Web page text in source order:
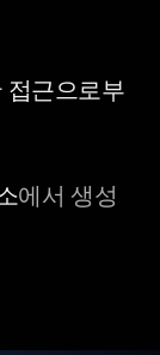
접근으로부
에서 생성